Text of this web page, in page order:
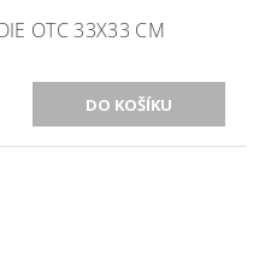
OTC 33X33 CM